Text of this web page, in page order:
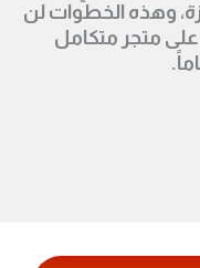
وهذه الخطوات لن
لتحصل على متجر متكامل